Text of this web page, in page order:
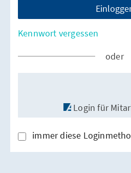
Kennwort vergessen
oder
Login für
immer diese